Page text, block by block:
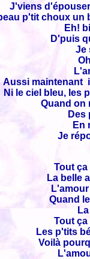
J'viens
p'tit choux un
Eh!
D'puis
Je
Aussi maintenant
Ni le ciel bleu, les
Quand on
Des
En
Je
Tout
La belle
Quand
Tout
Les p'tits
Voilà